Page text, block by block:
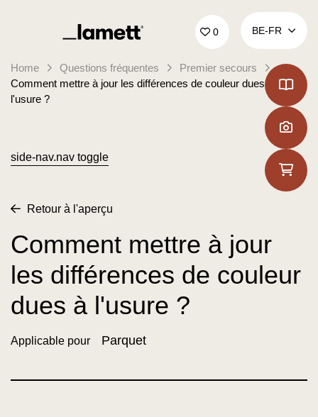
Retour à la page d'accueil 0 BE‑FR
Home Questions fréquentes
Premier secours
Comment mettre à jour les différences de couleur dues à
l'usure ?
side-nav.nav toggle
Retour à l'aperçu
Comment mettre à jour
les différences de couleur
dues à l'usure ?
Applicable pour Parquet